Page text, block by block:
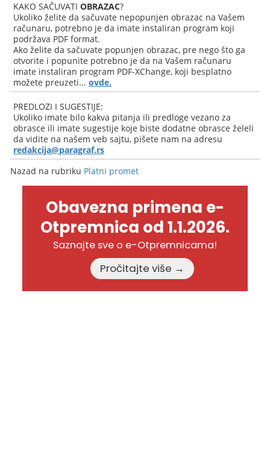
KAKO SAČUVATIOBRAZAC?
Ukoliko želite da sačuvate nepopunjen obrazac na Vašem
računaru, potrebno je da imate instaliran program koji
podržava PDF format.
Ako želite da sačuvate popunjen obrazac, pre nego što ga
otvorite i popunite potrebno je da na Vašem računaru
imate instaliran program PDF-XChange, koji besplatno
možete preuzeti...ovde.
PREDLOZI I SUGESTIJE:
Ukoliko imate bilo kakva pitanja ili predloge vezano za
obrasce ili imate sugestije koje biste dodatne obrasce želeli
da vidite na našem veb sajtu, pišete nam na adresu
redakcija@paragraf.rs
Nazad na rubriku Platni promet
Obavezna primena e-
Otpremnica od 1.1.2026.
Saznajte sve o e-Otpremnicama!
Pročitajte više →